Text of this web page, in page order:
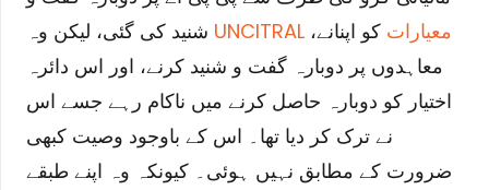
UNCITRAL معیارات کو اپنانے،
معاہدوں پر دوبارہ گفت و شنید کرنے، اور اس دائرہ
اختیار کو دوبارہ حاصل کرنے میں ناکام رہے جسے اس
نے ترک کر دیا تھا۔ اس کے باوجود وصیت کبھی
ضرورت کے مطابق نہیں ہوئی۔ کیونکہ وہ اپنے طبقے